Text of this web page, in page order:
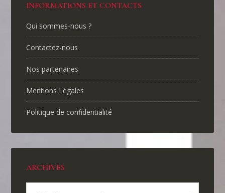
INFORMATIONS ET CONTACTS
Qui sommes-nous ?
Contactez-nous
Nos partenaires
Mentions Légales
Politique de confidentialité
ARCHIVES